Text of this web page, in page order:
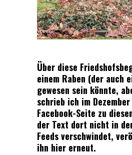
Über diese
einem Raben (der auch
gewesen sein könnte,
schrieb ich im
Facebook-Seite zu
der Text dort nicht in
Feeds verschwindet,
ihn hier erneut.